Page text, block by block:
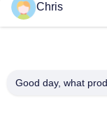
Chris
Good day, what